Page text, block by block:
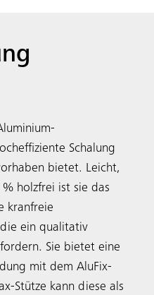
Schalung
bietet. Leicht,
holzfrei ist sie das
kranfreie
ein qualitativ
Sie bietet eine
mit dem AluFix-
Stütze kann diese als